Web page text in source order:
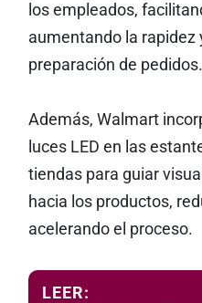
los empleados,
aumentando la rapidez
preparación de pedidos.
Además, Walmart
luces LED en las
tiendas para guiar
hacia los productos,
acelerando el proceso.
LEER: